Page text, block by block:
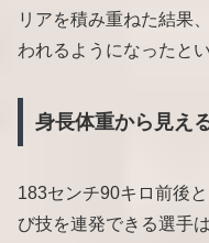
リアを積み重ねた結果
われるようになったと
身長体重から見え
183センチ90キロ前後
び技を連発できる選手